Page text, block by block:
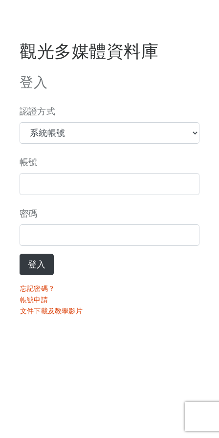
觀光多媒體資料庫
登入
認證方式
帳號
密碼
登入
忘記密碼？
帳號申請
文件下載及教學影片